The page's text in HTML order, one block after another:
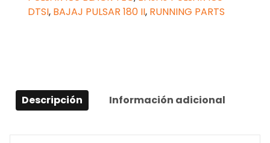
DTSI, BAJAJ PULSAR 180 II, RUNNING PARTS
Descripción Información adicional